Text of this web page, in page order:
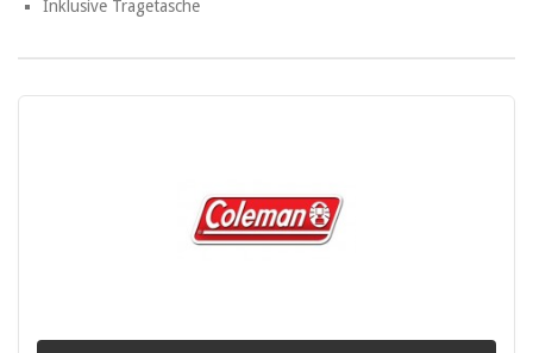
Inklusive Tragetasche